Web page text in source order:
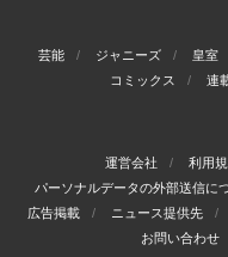
芸能 ジャニーズ 皇室
コミックス
連
運営会社 利用
パーソナルデータの外部送信に
広告掲載
ニュース提供先
お問い合わせ